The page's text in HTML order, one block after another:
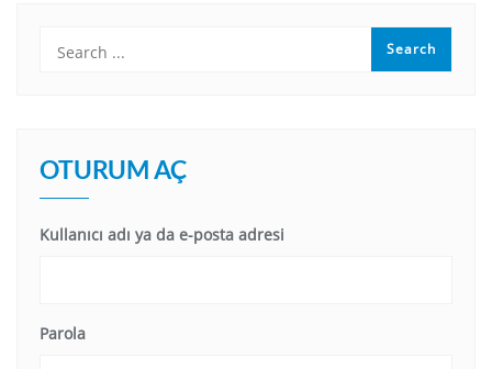
OTURUM AÇ
Kullanıcı adı ya da e-posta adresi
Parola